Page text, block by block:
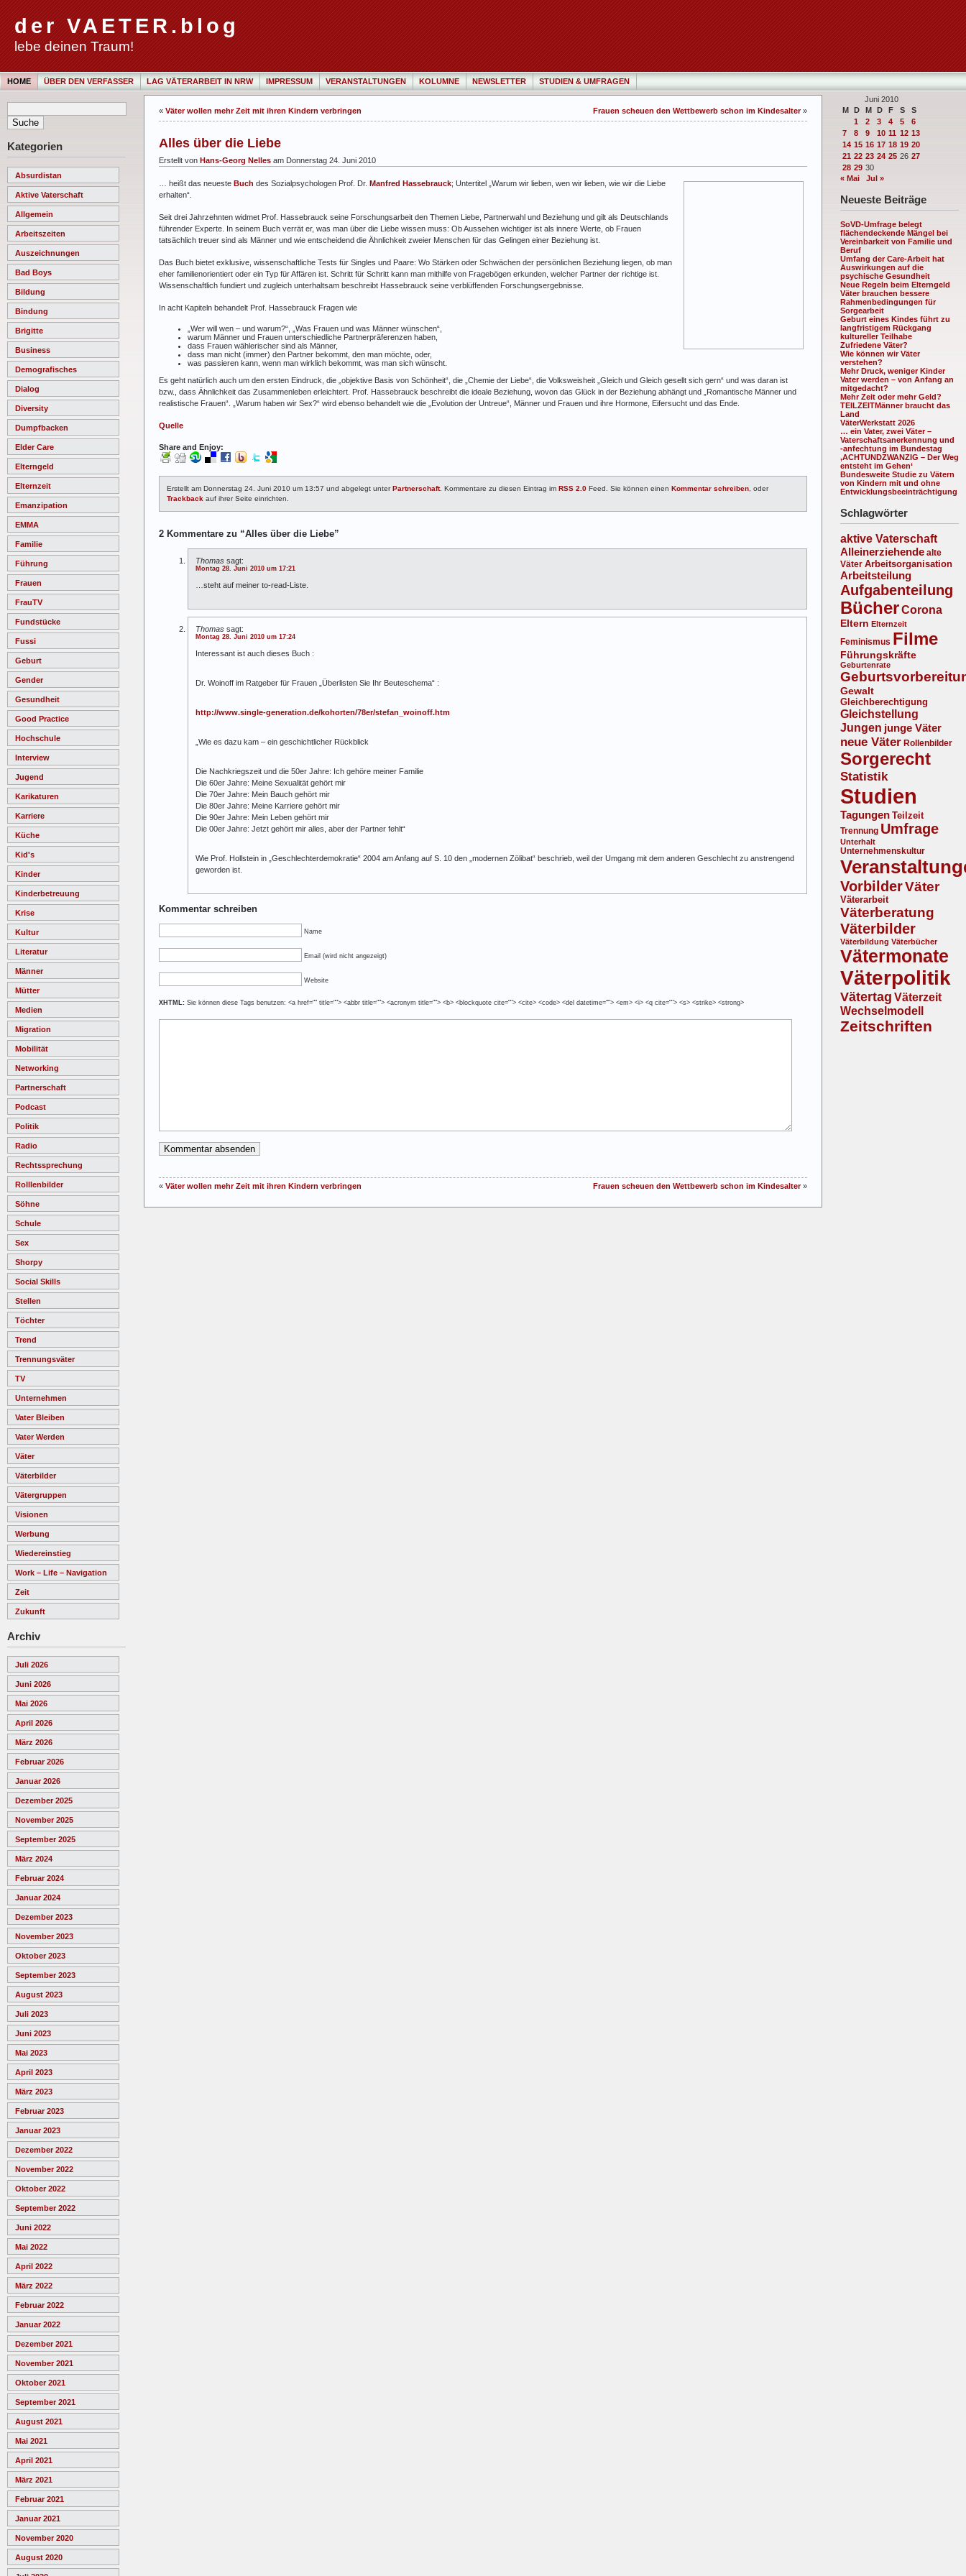
der VAETER.blog
lebe deinen Traum!
HOME ÜBER DEN VERFASSER LAG VÄTERARBEIT IN NRW IMPRESSUM VERANSTALTUNGEN KOLUMNE NEWSLETTER STUDIEN & UMFRAGEN
Kategorien
Absurdistan
Aktive Vaterschaft
Allgemein
Arbeitszeiten
Auszeichnungen
Bad Boys
Bildung
Bindung
Brigitte
Business
Demografisches
Dialog
Diversity
Dumpfbacken
Elder Care
Elterngeld
Elternzeit
Emanzipation
EMMA
Familie
Führung
Frauen
FrauTV
Fundstücke
Fussi
Geburt
Gender
Gesundheit
Good Practice
Hochschule
Interview
Jugend
Karikaturen
Karriere
Küche
Kid's
Kinder
Kinderbetreuung
Krise
Kultur
Literatur
Männer
Mütter
Medien
Migration
Mobilität
Networking
Partnerschaft
Podcast
Politik
Radio
Rechtssprechung
Rolllenbilder
Söhne
Schule
Sex
Shorpy
Social Skills
Stellen
Töchter
Trend
Trennungsväter
TV
Unternehmen
Vater Bleiben
Vater Werden
Väter
Väterbilder
Vätergruppen
Visionen
Werbung
Wiedereinstieg
Work – Life – Navigation
Zeit
Zukunft
Archiv
Juli 2026
Juni 2026
Mai 2026
April 2026
März 2026
Februar 2026
Januar 2026
Dezember 2025
November 2025
September 2025
März 2024
Februar 2024
Januar 2024
Dezember 2023
November 2023
Oktober 2023
September 2023
August 2023
Juli 2023
Juni 2023
Mai 2023
April 2023
März 2023
Februar 2023
Januar 2023
Dezember 2022
November 2022
Oktober 2022
September 2022
Juni 2022
Mai 2022
April 2022
März 2022
Februar 2022
Januar 2022
Dezember 2021
November 2021
Oktober 2021
September 2021
August 2021
Mai 2021
April 2021
März 2021
Februar 2021
Januar 2021
November 2020
August 2020
Juni 2010
M D M D F S
S
1
2 3 4 5
6
7
8 9 10 11 12 13
14 15 16 17 18 19 20
21 22 23 24 25 26 27
28 29 30
« Mai
Jul »
Neueste Beiträge
SoVD-Umfrage belegt
flächendeckende Mängel bei
Vereinbarkeit von Familie und
Beruf
Umfang der Care-Arbeit hat
Auswirkungen auf die
psychische Gesundheit
Neue Regeln beim Elterngeld
Väter brauchen bessere
Rahmenbedingungen für
Sorgearbeit
Geburt eines Kindes führt zu
langfristigem Rückgang
kultureller Teilhabe
Zufriedene Väter?
Wie können wir Väter
verstehen?
Mehr Druck, weniger Kinder
Vater werden – von Anfang an
mitgedacht?
Mehr Zeit oder mehr Geld?
TEILZEITMänner braucht das
Land
VäterWerkstatt 2026
… ein Vater, zwei Väter –
Vaterschaftsanerkennung und
-anfechtung im Bundestag
‚ACHTUNDZWANZIG – Der Weg
entsteht im Gehen‘
Bundesweite Studie zu Vätern
von Kindern mit und ohne
Entwicklungsbeeinträchtigung
Schlagwörter
aktive Vaterschaft
Alleinerziehende alte
Väter Arbeitsorganisation
Arbeitsteilung
Aufgabenteilung
BücherCorona
Eltern Elternzeit
Feminismus Filme
Führungskräfte
Geburtenrate
Gewalt
Gleichberechtigung
Gleichstellung
Jungen junge Väter
neue Väter Rollenbilder
Sorgerecht
Statistik
Studien
Tagungen Teilzeit
Trennung Umfrage
Unterhalt
Unternehmenskultur
VorbilderVäter
Väterarbeit
Väterberatung
Väterbilder
Väterbildung Väterbücher
Vätermonate
Väterpolitik
Vätertag Väterzeit
Wechselmodell
Zeitschriften
« Väter wollen mehr Zeit mit ihren Kindern verbringen Frauen scheuen den Wettbewerb schon im Kindesalter»
Alles über die Liebe
Erstellt von Hans-Georg Nelles am Donnerstag 24. Juni 2010
… heißt das neueste Buch des Sozialpsychologen Prof. Dr. Manfred Hassebrauck; Untertitel „Warum wir lieben, wen wir lieben, wie wir die Liebe
erhalten“.
Seit drei Jahrzehnten widmet Prof. Hassebrauck seine Forschungsarbeit den Themen Liebe, Partnerwahl und Beziehung und gilt als Deutschlands
führender Experte. In seinem Buch verrät er, was man über die Liebe wissen muss: Ob Aussehen wichtiger ist als innere Werte, ob Frauen
tatsächlich treuer sind als Männer und wie entscheidend die Ähnlichkeit zweier Menschen für das Gelingen einer Beziehung ist.
Das Buch bietet exklusive, wissenschaftliche Tests für Singles und Paare: Wo Stärken oder Schwächen der persönlichen Beziehung liegen, ob man
eher familienorientiert oder ein Typ für Affären ist. Schritt für Schritt kann man mithilfe von Fragebögen erkunden, welcher Partner der richtige ist.
Wissenschaftlich fundiert und zugleich unterhaltsam beschreibt Hassebrauck seine verblüffenden Forschungsergebnisse.
In acht Kapiteln behandelt Prof. Hassebrauck Fragen wie
„Wer will wen – und warum?“, „Was Frauen und was Männer wünschen“,
warum Männer und Frauen unterschiedliche Partnerpräferenzen haben,
dass Frauen wählerischer sind als Männer,
dass man nicht (immer) den Partner bekommt, den man möchte, oder,
was passieren kann, wenn man wirklich bekommt, was man sich wünscht.
Es geht natürlich auch um den ersten Eindruck, die „objektive Basis von Schönheit“, die „Chemie der Liebe“, die Volksweisheit „Gleich und Gleich gesellt sich gern“ und was daran ist
bzw., dass Ähnlichkeit das Zusammenleben erleichtert. Prof. Hassebrauck beschreibt die ideale Beziehung, wovon das Glück in der Beziehung abhängt und „Romantische Männer und
realistische Frauen“. „Warum haben wir Sex?“ wird ebenso behandelt wie die „Evolution der Untreue“, Männer und Frauen und ihre Hormone, Eifersucht und das Ende.
Quelle
Share and Enjoy:
Erstellt am Donnerstag 24. Juni 2010 um 13:57 und abgelegt unter Partnerschaft. Kommentare zu diesen Eintrag im RSS 2.0 Feed. Sie können einen Kommentar schreiben, oder
Trackback auf ihrer Seite einrichten.
2 Kommentare zu “Alles über die Liebe”
Thomas sagt:
Montag 28. Juni 2010 um 17:21
…steht auf meiner to-read-Liste.
Thomas sagt:
Montag 28. Juni 2010 um 17:24
Interessant ist auch dieses Buch :
Dr. Woinoff im Ratgeber für Frauen „Überlisten Sie Ihr Beuteschema“ :
http://www.single-generation.de/kohorten/78er/stefan_woinoff.htm
„Wie es dazu kam – ein geschichtlicher Rückblick
Die Nachkriegszeit und die 50er Jahre: Ich gehöre meiner Familie
Die 60er Jahre: Meine Sexualität gehört mir
Die 70er Jahre: Mein Bauch gehört mir
Die 80er Jahre: Meine Karriere gehört mir
Die 90er Jahre: Mein Leben gehört mir
Die 00er Jahre: Jetzt gehört mir alles, aber der Partner fehlt“
Wie Prof. Hollstein in „Geschlechterdemokratie“ 2004 am Anfang auf S. 10 den „modernen Zölibat“ beschrieb, weil der Umgang mit dem anderen Geschlecht zu anstrengend
geworden ist.
Kommentar schreiben
Name
Email (wird nicht angezeigt)
Website
XHTML: Sie können diese Tags benutzen: <a href="" title=""> <abbr title=""> <acronym title=""> <b> <blockquote cite=""> <cite> <code> <del datetime=""> <em> <i> <q cite=""> <s> <strike> <strong>
« Väter wollen mehr Zeit mit ihren Kindern verbringen Frauen scheuen den Wettbewerb schon im Kindesalter»